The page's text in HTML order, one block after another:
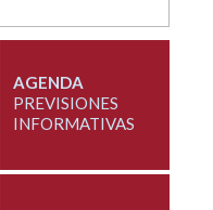
AGENDA
PREVISIONES
INFORMATIVAS